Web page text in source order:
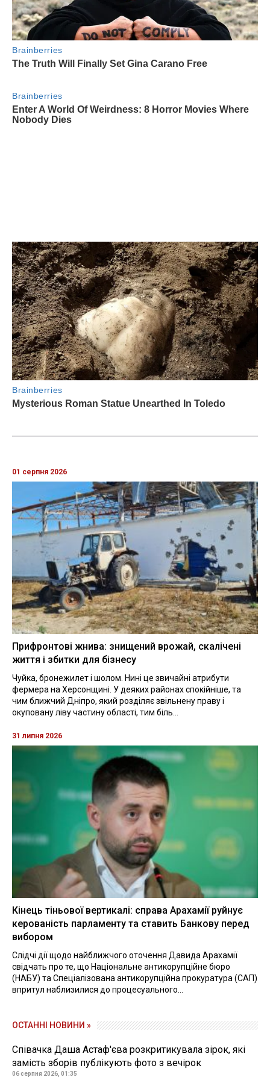
01 серпня 2026
Прифронтові жнива: знищений врожай, скалічені
життя і збитки для бізнесу
Чуйка, бронежилет і шолом. Нині це звичайні атрибути
фермера на Херсонщині. У деяких районах спокійніше, та
чим ближчий Дніпро, який розділяє звільнену праву і
окуповану ліву частину області, тим біль...
31 липня 2026
Кінець тіньової вертикалі: справа Арахамії руйнує
керованість парламенту та ставить Банкову перед
вибором
Слідчі дії щодо найближчого оточення Давида Арахамії
свідчать про те, що Національне антикорупційне бюро
(НАБУ) та Спеціалізована антикорупційна прокуратура (САП)
впритул наблизилися до процесуального...
ОСТАННІ НОВИНИ »
Співачка Даша Астаф'єва розкритикувала зірок, які
замість зборів публікують фото з вечірок
06 серпня 2026, 01:35